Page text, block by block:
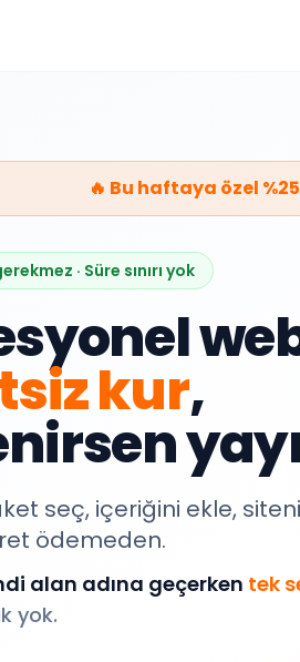
🔥 Bu haftaya özel
· Süre sınırı yok
kur,
seç, içeriğini ekle,
ödemeden.
alan adına geçerken tek
yok.